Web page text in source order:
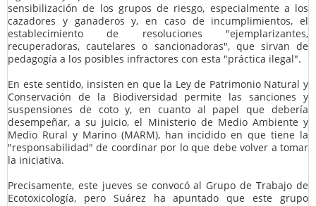
sensibilización de los grupos de riesgo, especialmente a los
cazadores y ganaderos y, en caso de incumplimientos, el
establecimiento de resoluciones "ejemplarizantes,
recuperadoras, cautelares o sancionadoras", que sirvan de
pedagogía a los posibles infractores con esta "práctica ilegal".
En este sentido, insisten en que la Ley de Patrimonio Natural y
Conservación de la Biodiversidad permite las sanciones y
suspensiones de coto y, en cuanto al papel que debería
desempeñar, a su juicio, el Ministerio de Medio Ambiente y
Medio Rural y Marino (MARM), han incidido en que tiene la
"responsabilidad" de coordinar por lo que debe volver a tomar
la iniciativa.
Precisamente, este jueves se convocó al Grupo de Trabajo de
Ecotoxicología, pero Suárez ha apuntado que este grupo